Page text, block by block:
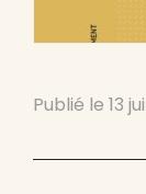
Publié le 13